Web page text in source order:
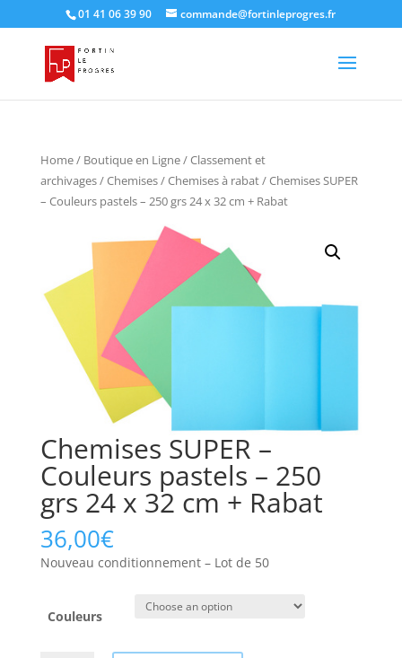
01 41 06 39 90 commande@fortinleprogres.fr
Home/ Boutique en Ligne/Classement et
archivages/Chemises/Chemises à rabat/ Chemises SUPER
– Couleurs pastels – 250 grs 24 x 32 cm + Rabat
Chemises SUPER –
Couleurs pastels – 250
grs 24 x 32 cm + Rabat
36,00€
Nouveau conditionnement – Lot de 50
Couleurs